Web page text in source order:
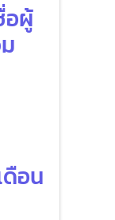
อผู้
ดือน